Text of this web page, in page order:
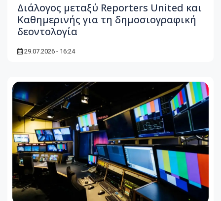
Διάλογος μεταξύ Reporters United και
Καθημερινής για τη δημοσιογραφική
δεοντολογία
29.07.2026 - 16:24